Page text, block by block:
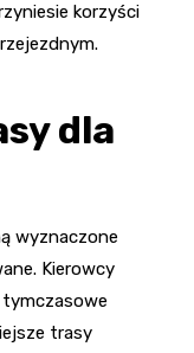
korzyści
dla
wyznaczone
Kierowcy
trasy